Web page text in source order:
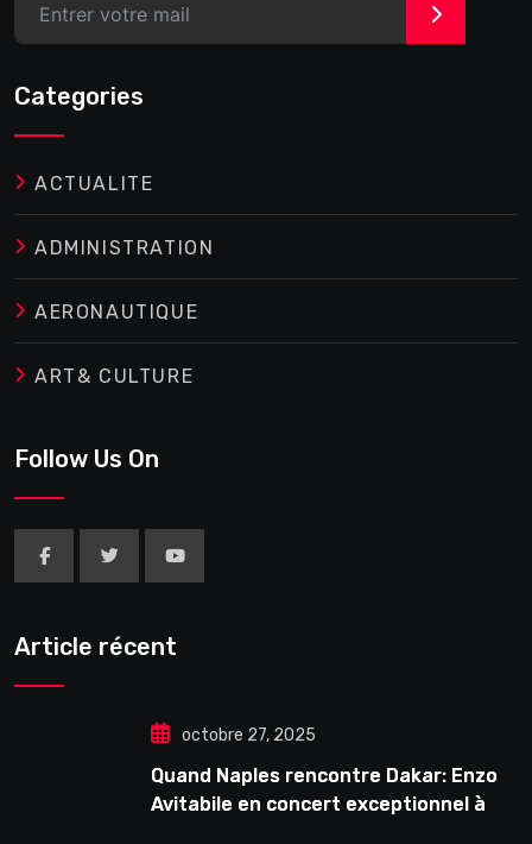
>
Categories
ACTUALITE
ADMINISTRATION
AERONAUTIQUE
ART& CULTURE
Follow Us On
Article récent
octobre 27, 2025
Quand Naples rencontre Dakar: Enzo
Avitabile en concert exceptionnel à